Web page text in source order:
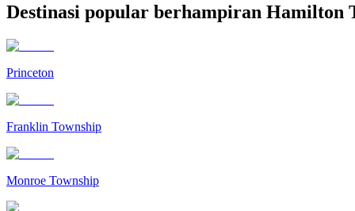
Destinasi popular berhampiran Hamilton
Princeton
Franklin Township
Monroe Township